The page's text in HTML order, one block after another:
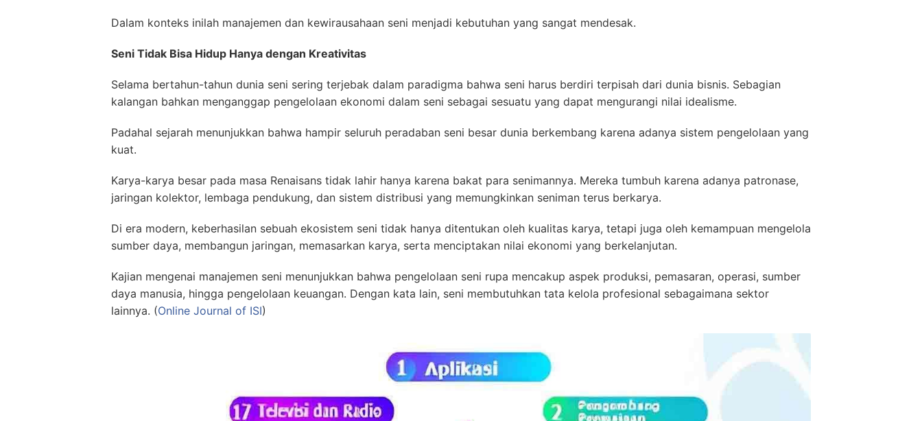
Dalam konteks inilah manajemen dan kewirausahaan seni menjadi kebutuhan yang sangat mendesak.
Seni Tidak Bisa Hidup Hanya dengan Kreativitas
Selama bertahun-tahun dunia seni sering terjebak dalam paradigma bahwa seni harus berdiri terpisah dari dunia bisnis. Sebagian
kalangan bahkan menganggap pengelolaan ekonomi dalam seni sebagai sesuatu yang dapat mengurangi nilai idealisme.
Padahal sejarah menunjukkan bahwa hampir seluruh peradaban seni besar dunia berkembang karena adanya sistem pengelolaan yang
kuat.
Karya-karya besar pada masa Renaisans tidak lahir hanya karena bakat para senimannya. Mereka tumbuh karena adanya patronase,
jaringan kolektor, lembaga pendukung, dan sistem distribusi yang memungkinkan seniman terus berkarya.
Di era modern, keberhasilan sebuah ekosistem seni tidak hanya ditentukan oleh kualitas karya, tetapi juga oleh kemampuan mengelola
sumber daya, membangun jaringan, memasarkan karya, serta menciptakan nilai ekonomi yang berkelanjutan.
Kajian mengenai manajemen seni menunjukkan bahwa pengelolaan seni rupa mencakup aspek produksi, pemasaran, operasi, sumber
daya manusia, hingga pengelolaan keuangan. Dengan kata lain, seni membutuhkan tata kelola profesional sebagaimana sektor
lainnya. (Online Journal of ISI)